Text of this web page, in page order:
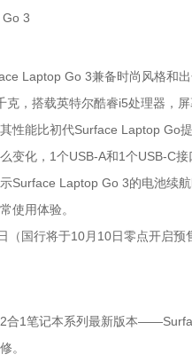
3
Laptop Go 3兼备时尚风格和
克，搭载英特尔酷睿i5处理器，
性能比初代Surface Laptop Go提
变化，1个USB-A和1个USB-C
Surface Laptop Go 3的电池续
使用体验。
（国行将于10月10日零点开启
合1笔记本系列最新版本
。